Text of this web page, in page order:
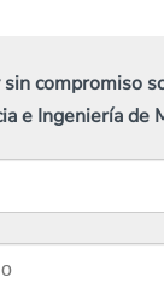
compromiso
e Ingeniería de